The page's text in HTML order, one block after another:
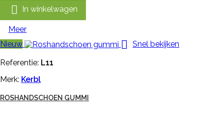
 In winkelwagen
Meer
Nieuw
 Snel bekijken
Referentie: L11
Merk: Kerbl
ROSHANDSCHOEN GUMMI